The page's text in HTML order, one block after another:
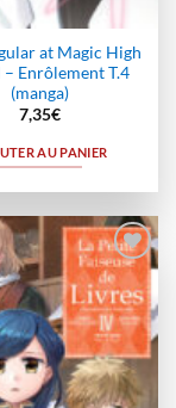
at Magic High
– Enrôlement T.4
(manga)
7,35€
AU PANIER
Ajouter
à la
wishlist